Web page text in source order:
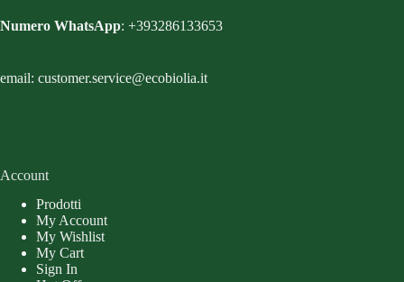
Numero WhatsApp: +393286133653
email: customer.service@ecobiolia.it
Account
Prodotti
My Account
My Wishlist
My Cart
Sign In